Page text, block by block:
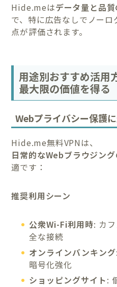
Hide.meはデータ量と品
で、特に広告なしでノー
点が評価されます。
用途別おすすめ活用
最大限の価値を得る
Webプライバシー保護
Hide.me無料VPNは、
日常的なWebブラウジン
適です：
推奨利用シーン
公衆Wi-Fi利用時: カ
全な接続
オンラインバンキング
暗号化強化
ショッピングサイト: